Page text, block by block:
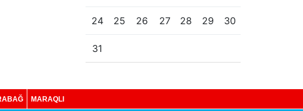
24 25 26 27 28 29 30
31
MARAQLI